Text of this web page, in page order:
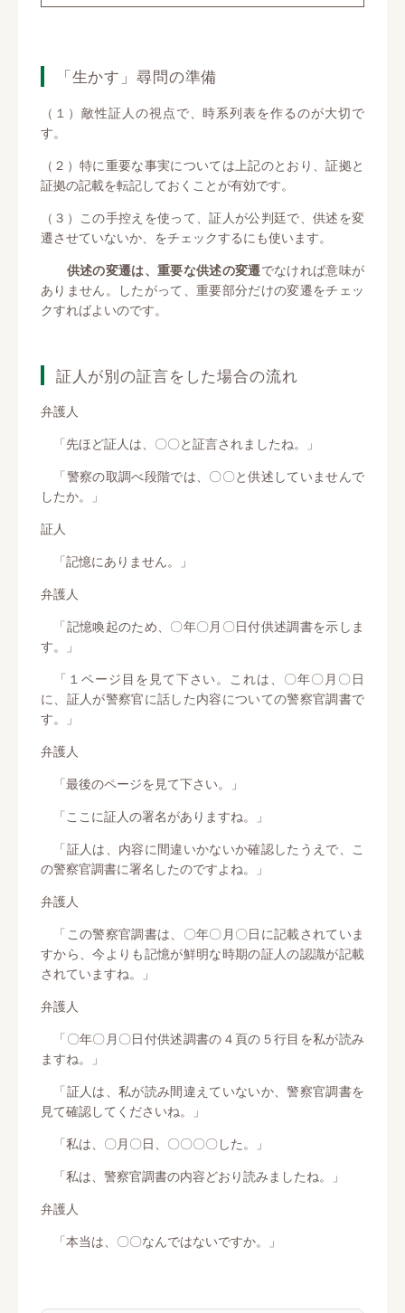
「生かす」尋問の準備
（１）敵性証人の視点で、時系列表を作るのが大切で
す。
（２）特に重要な事実については上記のとおり、証拠と
証拠の記載を転記しておくことが有効です。
（３）この手控えを使って、証人が公判廷で、供述を変
遷させていないか、をチェックするにも使います。
供述の変遷は、重要な供述の変遷でなければ意味が
ありません。したがって、重要部分だけの変遷をチェッ
クすればよいのです。
証人が別の証言をした場合の流れ
弁護人
「先ほど証人は、〇〇と証言されましたね。」
「警察の取調べ段階では、〇〇と供述していませんで
したか。」
証人
「記憶にありません。」
弁護人
「記憶喚起のため、〇年〇月〇日付供述調書を示しま
す。」
「１ページ目を見て下さい。これは、〇年〇月〇日
に、証人が警察官に話した内容についての警察官調書で
す。」
弁護人
「最後のページを見て下さい。」
「ここに証人の署名がありますね。」
「証人は、内容に間違いかないか確認したうえで、こ
の警察官調書に署名したのですよね。」
弁護人
「この警察官調書は、〇年〇月〇日に記載されていま
すから、今よりも記憶が鮮明な時期の証人の認識が記載
されていますね。」
弁護人
「〇年〇月〇日付供述調書の４頁の５行目を私が読み
ますね。」
「証人は、私が読み間違えていないか、警察官調書を
見て確認してくださいね。」
「私は、〇月〇日、〇〇〇〇した。」
「私は、警察官調書の内容どおり読みましたね。」
弁護人
「本当は、〇〇なんではないですか。」